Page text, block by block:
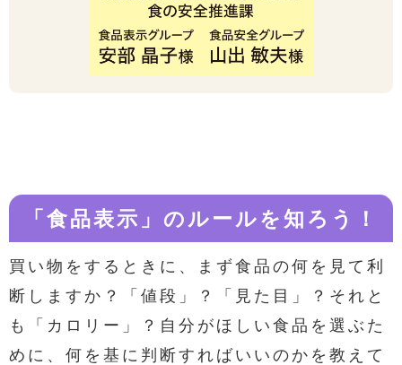
「食品表示」のルールを知ろう！
買い物をするときに、まず食品の何を見て利
断しますか？「値段」？「見た目」？それと
も「カロリー」？自分がほしい食品を選ぶた
めに、何を基に判断すればいいのかを教えて